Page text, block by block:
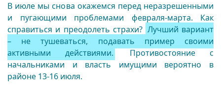
В июле мы снова окажемся перед неразрешенными
и пугающими проблемами февраля-марта. Как
справиться и преодолеть страхи? Лучший вариант
– не тушеваться, подавать пример своими
активными действиями.
Противостояние с
начальниками и власть имущими вероятно в
районе 13-16 июля.